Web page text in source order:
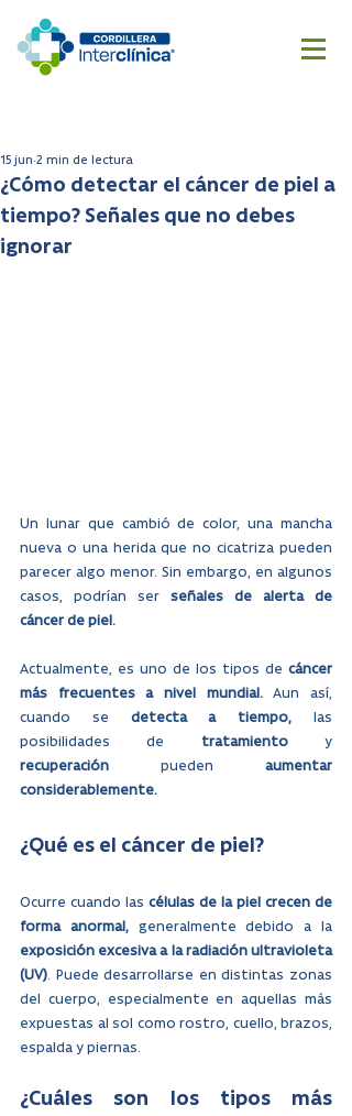
¿Cómo detectar el cáncer de piel a
tiempo? Señales que no debes
ignorar
15 jun 2 min de lectura
Un lunar que cambió de color, una mancha
nueva o una herida que no cicatriza pueden
parecer algo menor. Sin embargo, en algunos
casos, podrían ser señales de
alerta de
cáncer de piel.
Actualmente, es uno de los tipos de cáncer
más frecuentes a nivel mundial. Aun así,
cuando se detecta a tiempo,
las
posibilidades de
tratamiento
recuperación pueden aumentar
considerablemente.
¿Qué es el cáncer de piel?
Ocurre cuando las células de la piel crecen de
forma anormal,
exposición excesiva a la radiación ultravioleta
(UV) . Puede desarrollarse en distintas zonas
del cuerpo, especialmente en aquellas más
expuestas al sol como rostro, cuello, brazos,
espalda y piernas.
¿Cuáles son los tipos más